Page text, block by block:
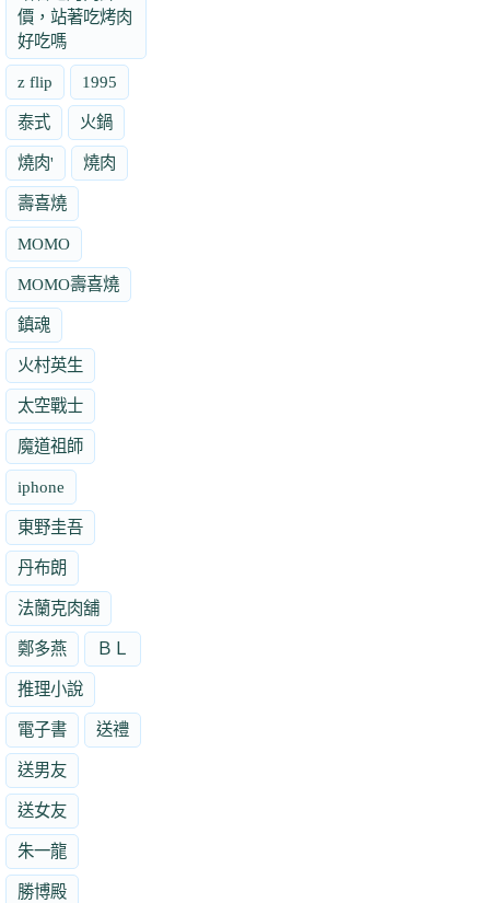
價，站著吃烤肉
好吃嗎
z flip 1995
泰式 火鍋
燒肉' 燒肉
壽喜燒
MOMO
MOMO壽喜燒
鎮魂
火村英生
太空戰士
魔道祖師
iphone
東野圭吾
丹布朗
法蘭克肉舖
鄭多燕 ＢＬ
推理小說
電子書 送禮
送男友
送女友
朱一龍
勝博殿